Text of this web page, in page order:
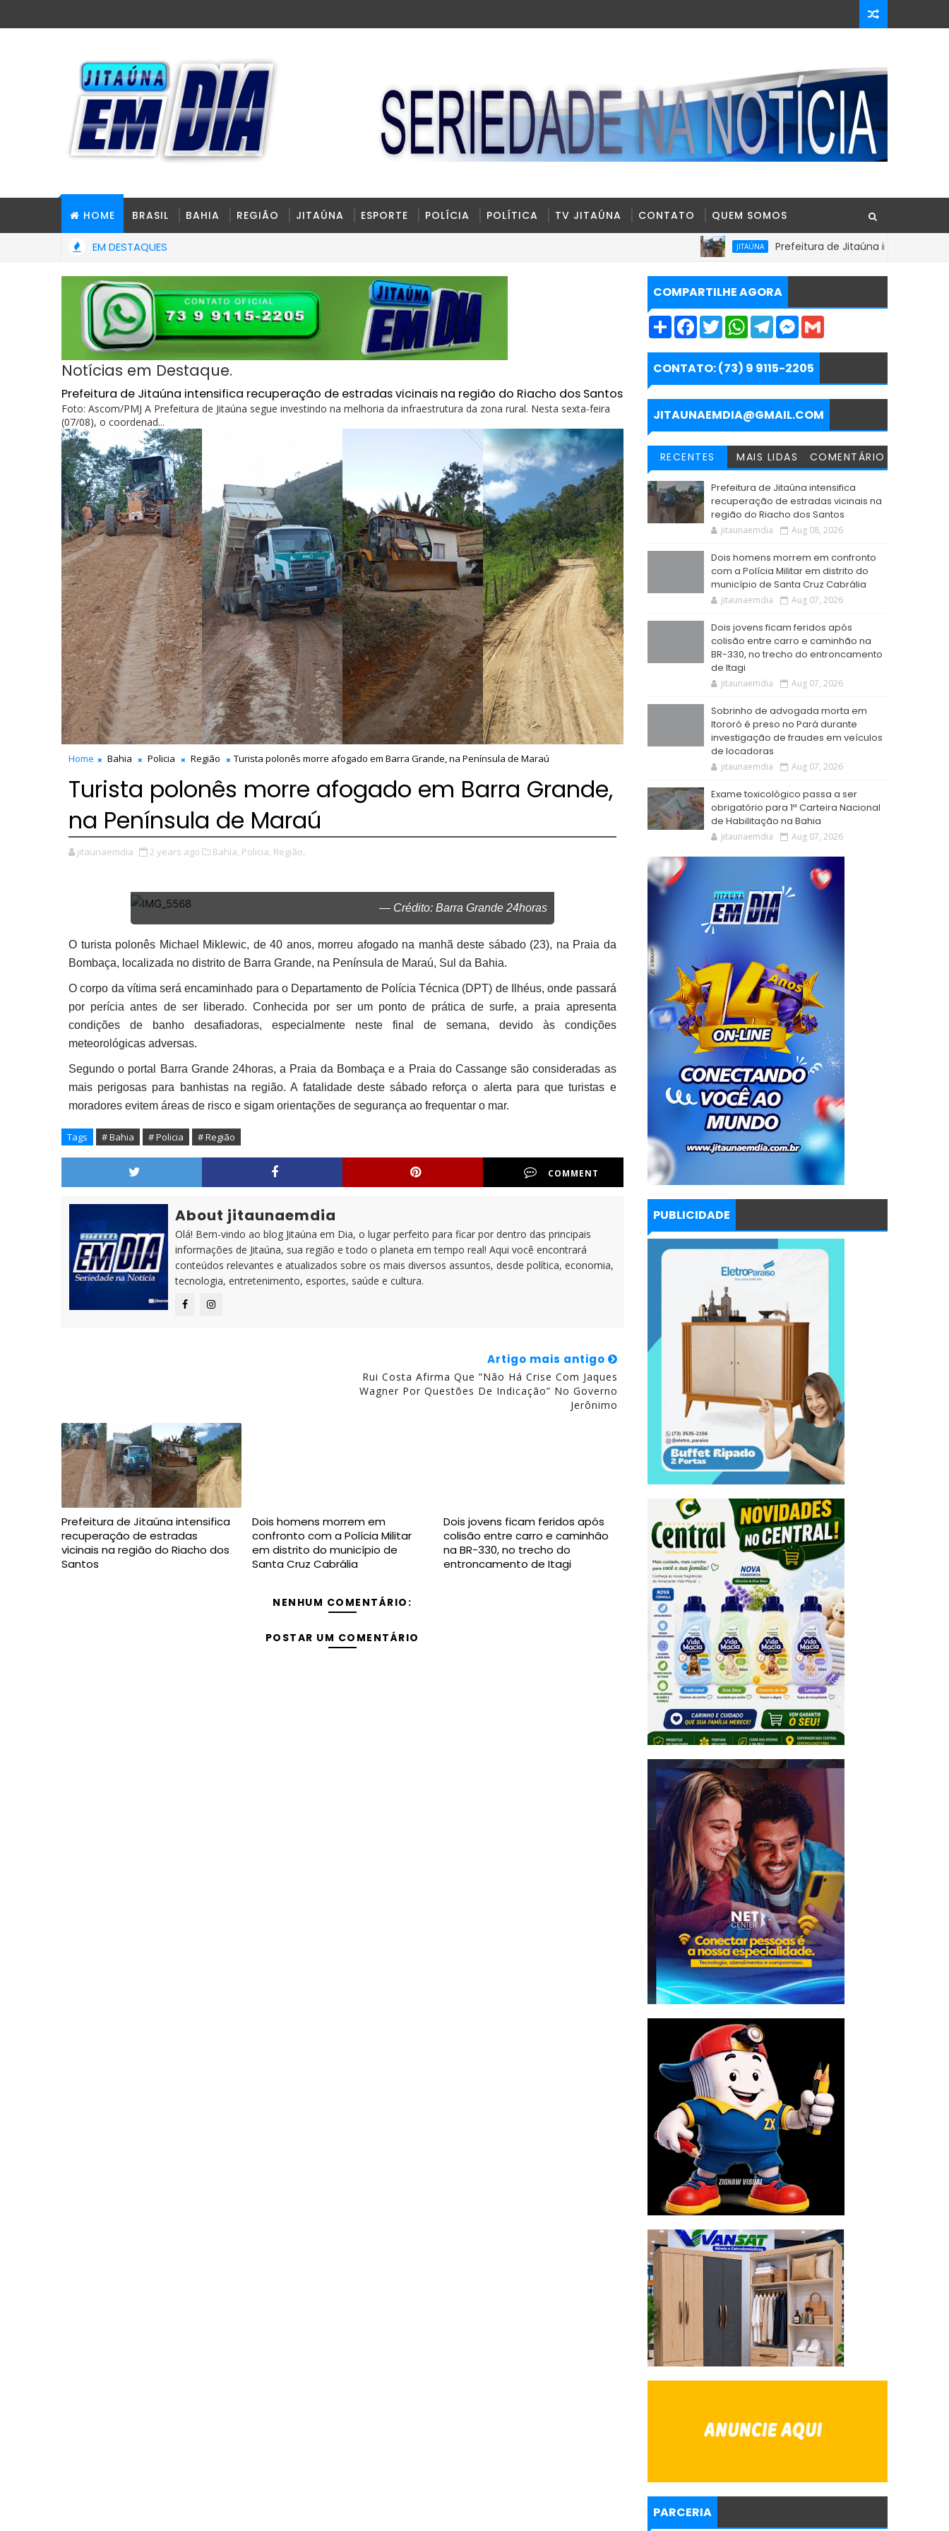
HOME BRASIL BAHIA REGIÃO JITAÚNA ESPORTE POLÍCIA POLÍTICA TV JITAÚNA CONTATO QUEM SOMOS
EM DESTAQUES JITAÚNA
Prefeitura de Jitaúna intensifica recuperação
toxicológico passa a ser obrigatório para 1ª Carteira Nacional de Habilitação na Bahia
Notícias em Destaque.
Prefeitura de Jitaúna intensifica recuperação de estradas vicinais na região do Riacho dos Santos
Foto: Ascom/PMJ A Prefeitura de Jitaúna segue investindo na melhoria da infraestrutura da zona rural. Nesta sexta-feira
(07/08), o coordenad...
Home Bahia Policia Região Turista polonês morre afogado em Barra Grande, na Península de Maraú
Turista polonês morre afogado em Barra Grande,
na Península de Maraú
jitaunaemdia 2 years ago Bahia, Policia, Região,
— Crédito: Barra Grande 24horas
O turista polonês Michael Miklewic, de 40 anos, morreu afogado na manhã deste sábado (23), na Praia da
Bombaça, localizada no distrito de Barra Grande, na Península de Maraú, Sul da Bahia.
O corpo da vítima será encaminhado para o Departamento de Polícia Técnica (DPT) de Ilhéus, onde passará
por perícia antes de ser liberado. Conhecida por ser um ponto de prática de surfe, a praia apresenta
condições de banho desafiadoras, especialmente neste final de semana, devido às condições
meteorológicas adversas.
Segundo o portal Barra Grande 24horas, a Praia da Bombaça e a Praia do Cassange são consideradas as
mais perigosas para banhistas na região. A fatalidade deste sábado reforça o alerta para que turistas e
moradores evitem áreas de risco e sigam orientações de segurança ao frequentar o mar.
Tags # Bahia # Policia # Região
COMMENT
About jitaunaemdia
Olá! Bem-vindo ao blog Jitaúna em Dia, o lugar perfeito para ficar por dentro das principais
informações de Jitaúna, sua região e todo o planeta em tempo real! Aqui você encontrará
conteúdos relevantes e atualizados sobre os mais diversos assuntos, desde política, economia,
tecnologia, entretenimento, esportes, saúde e cultura.
Artigo mais antigo
Rui Costa Afirma Que ”não Há Crise Com Jaques
Wagner Por Questões De Indicação” No Governo
Jerônimo
Prefeitura de Jitaúna intensifica
recuperação de estradas
vicinais na região do Riacho dos
Santos
Dois homens morrem em
confronto com a Polícia Militar
em distrito do município de
Santa Cruz Cabrália
Dois jovens ficam feridos após
colisão entre carro e caminhão
na BR-330, no trecho do
entroncamento de Itagi
NENHUM COMENTÁRIO:
POSTAR UM COMENTÁRIO
COMPARTILHE AGORA
S
r
e
F
e
b
o
k
T
w
t
t
e
r
W
t
s
p
p
T
e
g
a
m
M
s
e
g
e
r
i
CONTATO: (73) 9 9115-2205
JITAUNAEMDIA@GMAIL.COM
RECENTES MAIS LIDAS COMENTÁRIO
Prefeitura de Jitaúna intensifica
recuperação de estradas vicinais na
região do Riacho dos Santos
jitaunaemdia Aug 08, 2026
Dois homens morrem em confronto
com a Polícia Militar em distrito do
município de Santa Cruz Cabrália
jitaunaemdia Aug 07, 2026
Dois jovens ficam feridos após
colisão entre carro e caminhão na
BR-330, no trecho do entroncamento
de Itagi
jitaunaemdia Aug 07, 2026
Sobrinho de advogada morta em
Itororó é preso no Pará durante
investigação de fraudes em veículos
de locadoras
jitaunaemdia Aug 07, 2026
Exame toxicológico passa a ser
obrigatório para 1ª Carteira Nacional
de Habilitação na Bahia
jitaunaemdia Aug 07, 2026
PUBLICIDADE
PARCERIA